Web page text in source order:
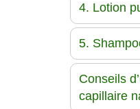
4. Lotion
5.
Conseils
capillaire